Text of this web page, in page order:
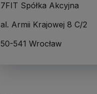
7FIT Spółka Akcyjna
al. Armii Krajowej 8 C/2
50-541 Wrocław